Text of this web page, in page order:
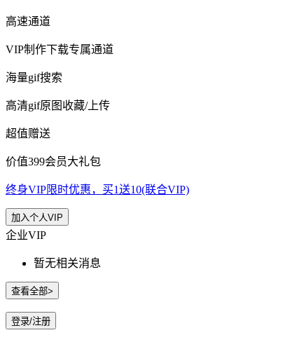
高速通道
VIP制作下载专属通道
海量gif搜索
高清gif原图收藏/上传
超值赠送
价值399会员大礼包
终身VIP限时优惠，买1送10(联合VIP)
加入个人VIP
企业VIP
暂无相关消息
查看全部>
登录/注册